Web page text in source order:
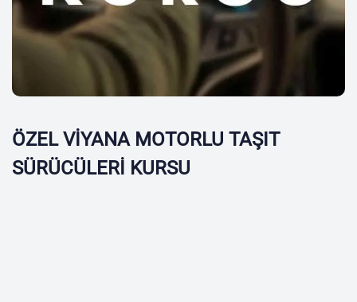
ÖZEL VİYANA MOTORLU TAŞIT
SÜRÜCÜLERİ KURSU